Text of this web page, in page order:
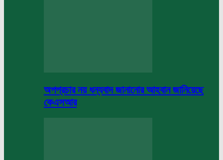
অপপ্রচার নয় ধন্যবাদ জানানোর আহবান জানিয়েছে
কেএসআর